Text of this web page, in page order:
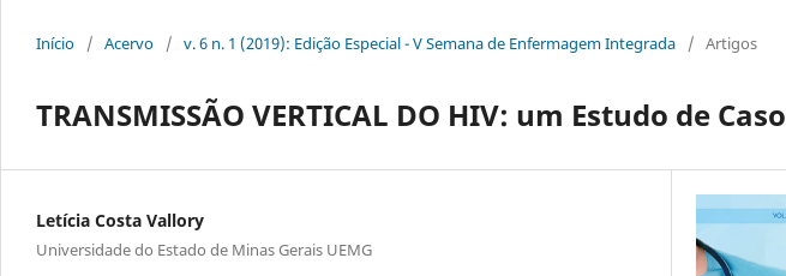
Início / Acervo / v. 6 n. 1 (2019): Edição Especial - V Semana de Enfermagem Integrada / Artigos
TRANSMISSÃO VERTICAL DO HIV: um Estudo de Caso
Letícia Costa Vallory
Universidade do Estado de Minas Gerais UEMG